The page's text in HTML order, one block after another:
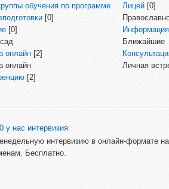
обучения по программе
[0]
Лицей [0]
[0]
Информация
Ближайшие
онлайн [2]
онлайн
Личная
[2]
у нас интервизия
интервизию в онлайн-формате
Бесплатно.